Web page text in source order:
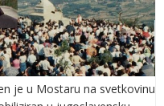
je u Mostaru na svetkovinu